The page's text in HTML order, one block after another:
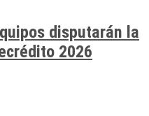
disputarán la
2026